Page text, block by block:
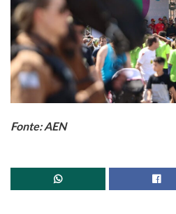
Fonte: AEN